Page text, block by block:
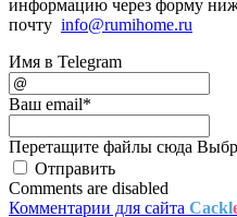
информацию через форму
почту info@rumihome.ru
Имя в Telegram
Ваш email*
Перетащите файлы сюда
Отправить
Comments are disabled
Комментарии для сайта Cackl